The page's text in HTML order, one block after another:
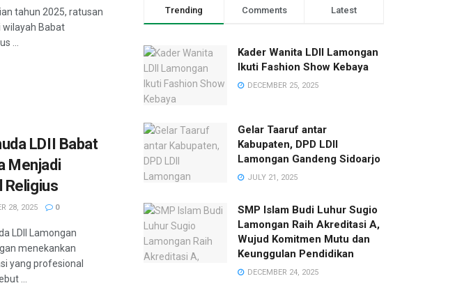
tahun 2025, ratusan
wilayah Babat
...
LDII Babat
Menjadi
Religius
28, 2025 0
LDII Lamongan
menekankan
yang profesional
...
Trending Comments Latest
Kader Wanita LDII Lamongan
Ikuti Fashion Show Kebaya
DECEMBER 25, 2025
Gelar Taaruf antar
Kabupaten, DPD LDII
Lamongan Gandeng Sidoarjo
JULY 21, 2025
SMP Islam Budi Luhur Sugio
Lamongan Raih Akreditasi A,
Wujud Komitmen Mutu dan
Keunggulan Pendidikan
DECEMBER 24, 2025